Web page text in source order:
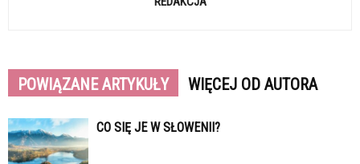
POWIĄZANE ARTYKUŁY WIĘCEJ OD AUTORA
CO SIĘ JE W SŁOWENII?